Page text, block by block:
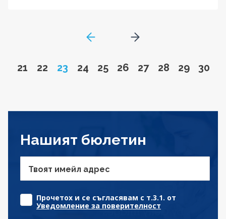
GoToPreviousPage
Go to page
21 Go to page
22 Page
23 Go to page
24 Go to page
25 Go to page
26 Go to page
27 Go to page
28 Go to
29 Go
30
Go to next page
Нашият бюлетин
Твоят имейл адрес
Прочетох и се съгласявам с т.3.1. от
Уведомление за поверителност